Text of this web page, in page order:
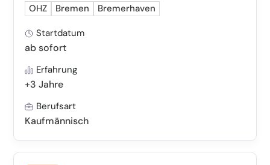
OHZ
Bremen Bremerhaven
Startdatum
ab sofort
Erfahrung
+3 Jahre
Berufsart
Kaufmännisch